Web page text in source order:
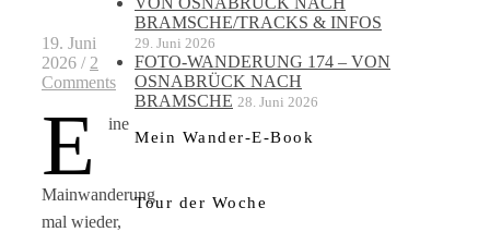
19. Juni
2026 / 2
Comments
E ine
Mainwanderung
mal wieder,
BRAMSCHE/TRACKS & INFOS
29. Juni 2026
FOTO-WANDERUNG 174 – VON
OSNABRÜCK NACH
BRAMSCHE 28. Juni 2026
Mein Wander-E-Book
Tour der Woche